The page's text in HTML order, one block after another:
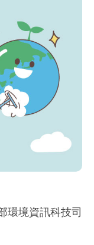
環境資訊科技司